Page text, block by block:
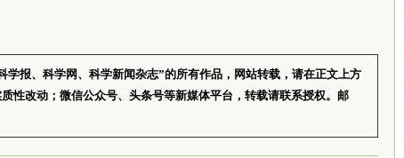
学报、科学网、科学新闻杂志”的所有作品，网站转载，请在正文上方
性改动；微信公众号、头条号等新媒体平台，转载请联系授权。邮